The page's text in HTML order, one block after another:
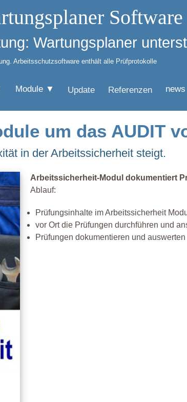
Software
Wartungsplaner
Arbeitsschutzsoftware enthält alle Prüfprotokolle
Module ▼ Update Referenzen
um das AUDIT
in der Arbeitssicherheit steigt.
Arbeitssicherheit-Modul dokumentiert
Ablauf:
Prüfungsinhalte im Arbeitssicherheit
vor Ort die Prüfungen durchführen und
Prüfungen dokumentieren und auswerten